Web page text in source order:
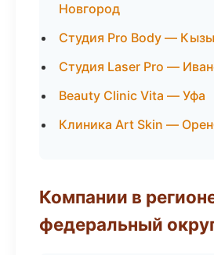
Новгород
Студия Pro Body —
Студия Laser Pro —
Beauty Clinic Vita — Уфа
Клиника Art Skin —
Компании в
федеральный